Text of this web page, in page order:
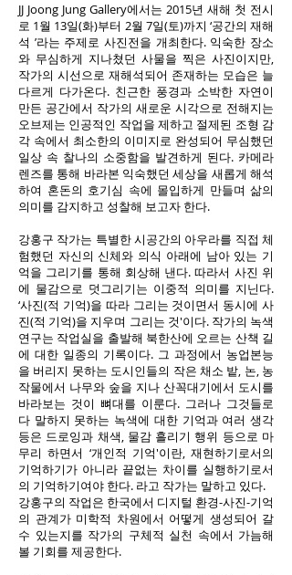
JJ Joong Jung Gallery에서는 2015년 새해 첫 전시
로 1월 13일(화)부터 2월 7일(토)까지 ‘공간의 재해
석 ’라는 주제로 사진전을 개최한다. 익숙한 장소
와 무심하게 지나쳤던 사물을 찍은 사진이지만,
작가의 시선으로 재해석되어 존재하는 모습은 늘
다르게 다가온다. 친근한 풍경과 소박한 자연이
만든 공간에서 작가의 새로운 시각으로 전해지는
오브제는 인공적인 작업을 제하고 절제된 조형 감
각 속에서 최소한의 이미지로 완성되어 무심했던
일상 속 찰나의 소중함을 발견하게 된다. 카메라
렌즈를 통해 바라본 익숙했던 세상을 새롭게 해석
하여 혼돈의 호기심 속에 몰입하게 만들며 삶의
의미를 감지하고 성찰해 보고자 한다.
강홍구 작가는 특별한 시공간의 아우라를 직접 체
험했던 자신의 신체와 의식 아래에 남아 있는 기
억을 그리기를 통해 회상해 낸다. 따라서 사진 위
에 물감으로 덧그리기는 이중적 의미를 지닌다.
‘사진(적 기억)을 따라 그리는 것이면서 동시에 사
진(적 기억)을 지우며 그리는 것'이다. 작가의 녹색
연구는 작업실을 출발해 북한산에 오르는 산책 길
에 대한 일종의 기록이다. 그 과정에서 농업본능
을 버리지 못하는 도시인들의 작은 채소 밭, 논, 농
작물에서 나무와 숲을 지나 산꼭대기에서 도시를
바라보는 것이 뼈대를 이룬다. 그러나 그것들로
다 말하지 못하는 녹색에 대한 기억과 여러 생각
등은 드로잉과 채색, 물감 흘리기 행위 등으로 마
무리 하면서 ‘개인적 기억'이란, 재현하기로서의
기억하기가 아니라 끝없는 차이를 실행하기로서
의 기억하기여야 한다. 라고 작가는 말하고 있다.
강홍구의 작업은 한국에서 디지털 환경-사진-기억
의 관계가 미학적 차원에서 어떻게 생성되어 갈
수 있는지를 작가의 구체적 실천 속에서 가늠해
볼 기회를 제공한다.